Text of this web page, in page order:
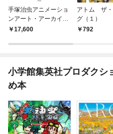
手塚治虫アニメーショ
ンアート・アーカイブ
ス17,600
アトム ザ・
グ（１）
792
小学館集英社プロダクシ
め本